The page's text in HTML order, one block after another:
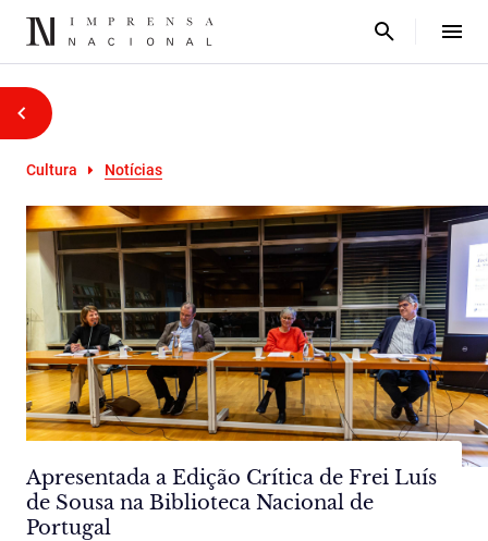
Cultura Notícias
Apresentada a Edição Crítica de Frei Luís
de Sousa na Biblioteca Nacional de
Portugal